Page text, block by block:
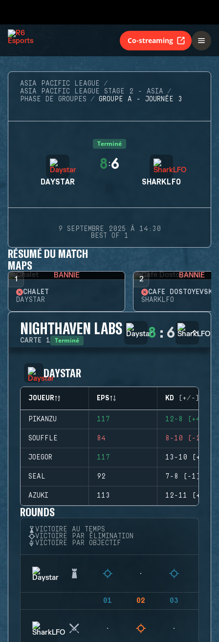
Co-streaming
ASIA PACIFIC LEAGUE
ASIA PACIFIC LEAGUE STAGE 2 - ASIA
PHASE DE GROUPES
GROUPE A - JOURNÉE 3
Terminé
DAYSTAR
8 :6
SHARKLFO
9 SEPTEMBRE 2025 À 14:30
BEST OF 1
RÉSUMÉ DU MATCH
MAPS
1 BANNIE
CHALET
DAYSTAR
2 BANNIE
CAFÉ DOSTOYEVSKY
SHARKLFO
NIGHTHAVEN LABS
CARTE 1 Terminé 8 : 6
DAYSTAR
JOUEUR EPS KD (+/-)
PIKANZU 117 12-8 (+4)
SOUFFLE 84 8-10 (-2)
JOEGOR 117 13-10 (+3)
SEAL 92 7-8 (-1)
AZUKI 113 12-11 (+1)
ROUNDS
VICTOIRE AU TEMPS
VICTOIRE PAR ÉLIMINATION
VICTOIRE PAR OBJECTIF
01 02 03